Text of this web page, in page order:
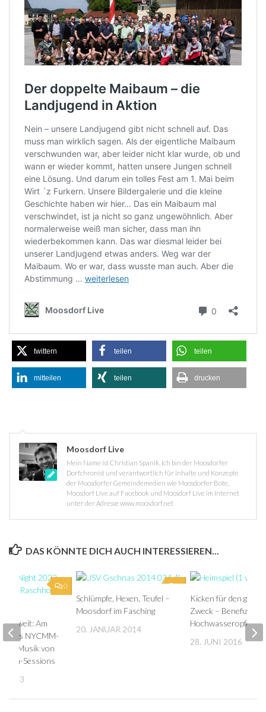
twittern teilen teilen
mitteilen teilen drucken
Moosdorf Live
Mein Name ist Christian Spanik. Ich bin der Moosdorfer
Dorfchronist und verantwortlich für Inhalte und Konzepte
der Moosdorfer Gemeindemedien wie Moosdorfer Bote,
Moosdorf Live auf Facebook und Moosdorf Live im Internet
unter der Adresse www.moosdorf.net
DAS KÖNNTE DICH AUCH INTERESSIEREN...
0
Schlümpfe, Hexen, Teufel –
Moosdorf im Fasching
20. JANUAR 2014
Kicken für den guten
Zweck –
Hochwasseropfer
28. JUNI 2016
0
soweit: Am
das NYCMM-
viel Musik von
Jam-Sessions
2023